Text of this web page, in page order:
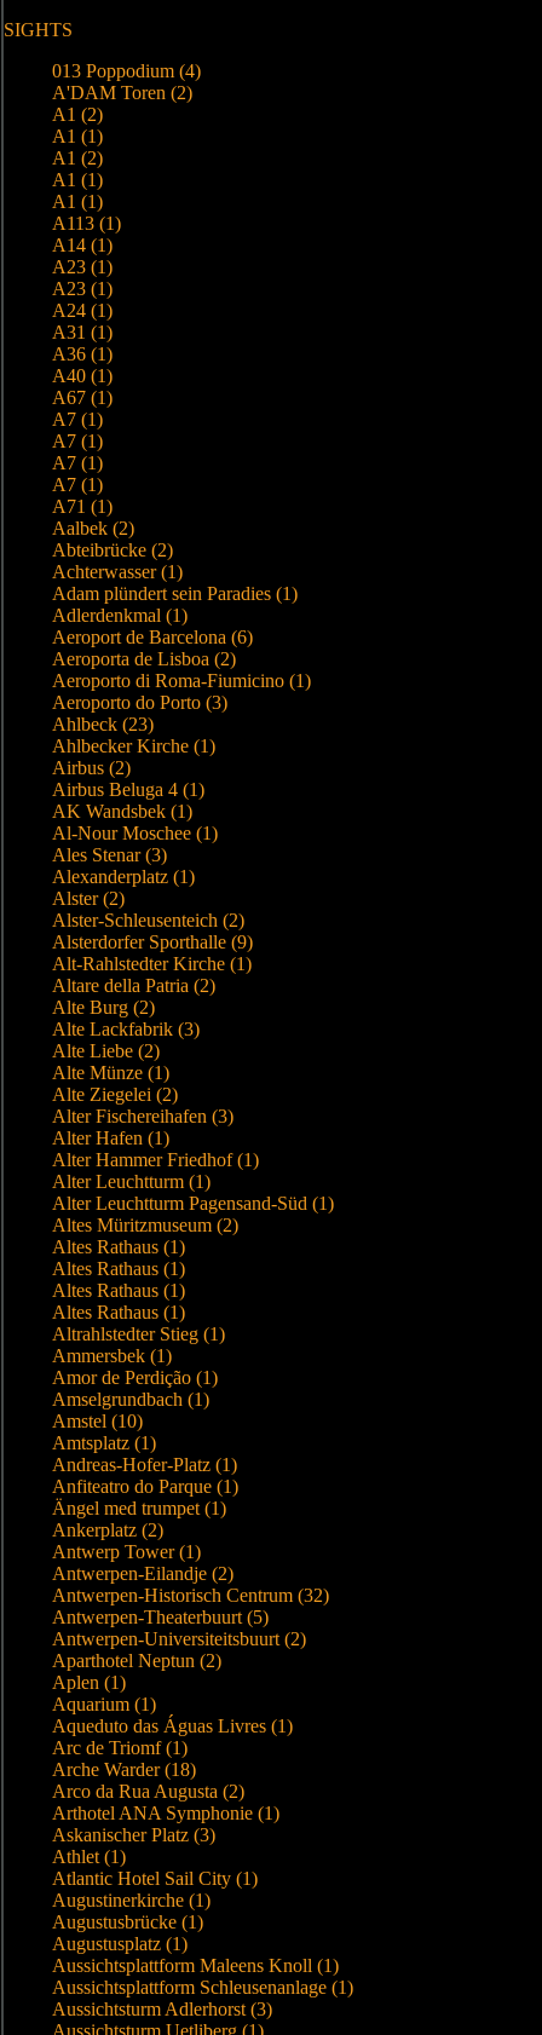
SIGHTS
013 Poppodium (4)
A'DAM Toren (2)
A1 (2)
A1 (1)
A1 (2)
A1 (1)
A1 (1)
A113 (1)
A14 (1)
A23 (1)
A23 (1)
A24 (1)
A31 (1)
A36 (1)
A40 (1)
A67 (1)
A7 (1)
A7 (1)
A7 (1)
A7 (1)
A71 (1)
Aalbek (2)
Abteibrücke (2)
Achterwasser (1)
Adam plündert sein Paradies (1)
Adlerdenkmal (1)
Aeroport de Barcelona (6)
Aeroporta de Lisboa (2)
Aeroporto di Roma-Fiumicino (1)
Aeroporto do Porto (3)
Ahlbeck (23)
Ahlbecker Kirche (1)
Airbus (2)
Airbus Beluga 4 (1)
AK Wandsbek (1)
Al-Nour Moschee (1)
Ales Stenar (3)
Alexanderplatz (1)
Alster (2)
Alster-Schleusenteich (2)
Alsterdorfer Sporthalle (9)
Alt-Rahlstedter Kirche (1)
Altare della Patria (2)
Alte Burg (2)
Alte Lackfabrik (3)
Alte Liebe (2)
Alte Münze (1)
Alte Ziegelei (2)
Alter Fischereihafen (3)
Alter Hafen (1)
Alter Hammer Friedhof (1)
Alter Leuchtturm (1)
Alter Leuchtturm Pagensand-Süd (1)
Altes Müritzmuseum (2)
Altes Rathaus (1)
Altes Rathaus (1)
Altes Rathaus (1)
Altes Rathaus (1)
Altrahlstedter Stieg (1)
Ammersbek (1)
Amor de Perdição (1)
Amselgrundbach (1)
Amstel (10)
Amtsplatz (1)
Andreas-Hofer-Platz (1)
Anfiteatro do Parque (1)
Ängel med trumpet (1)
Ankerplatz (2)
Antwerp Tower (1)
Antwerpen-Eilandje (2)
Antwerpen-Historisch Centrum (32)
Antwerpen-Theaterbuurt (5)
Antwerpen-Universiteitsbuurt (2)
Aparthotel Neptun (2)
Aplen (1)
Aquarium (1)
Aqueduto das Águas Livres (1)
Arc de Triomf (1)
Arche Warder (18)
Arco da Rua Augusta (2)
Arthotel ANA Symphonie (1)
Askanischer Platz (3)
Athlet (1)
Atlantic Hotel Sail City (1)
Augustinerkirche (1)
Augustusbrücke (1)
Augustusplatz (1)
Aussichtsplattform Maleens Knoll (1)
Aussichtsplattform Schleusenanlage (1)
Aussichtsturm Adlerhorst (3)
Aussichtsturm Uetliberg (1)